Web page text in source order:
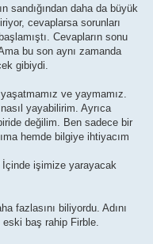
sandığından daha da büyük
cevaplarsa sorunları
Cevapların sonu
bu son aynı zamanda
gibiydi.
ve yaymamız.
yayabilirim. Ayrıca
değilim. Ben sadece bir
hemde bilgiye ihtiyacım
İçinde işimize yarayacak
fazlasını biliyordu. Adını
eski baş rahip Firble.